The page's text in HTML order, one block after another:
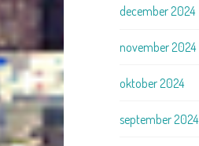
december 2024
november 2024
oktober 2024
september 2024